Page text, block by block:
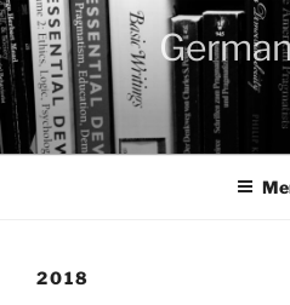
Zum
Inhalt
springen
2018